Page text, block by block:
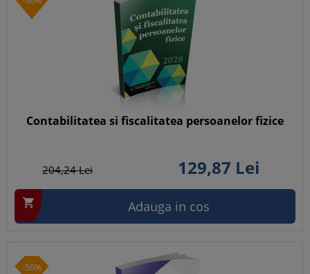
Contabilitatea si fiscalitatea persoanelor fizice
204,24Lei 129,87 Lei
 Adauga in cos
-50%